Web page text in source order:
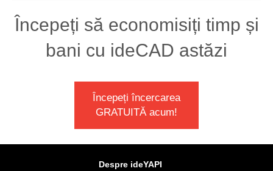
Începeți să economisiți timp și
bani cu ideCAD astăzi
Începeți încercarea
GRATUITĂ acum!
Despre ideYAPI